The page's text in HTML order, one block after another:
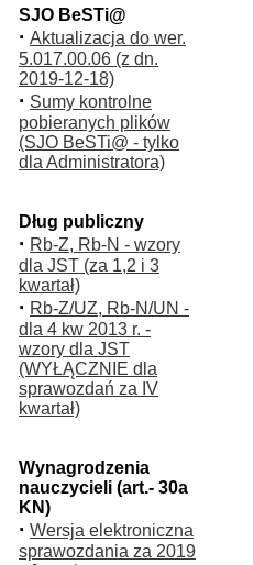
SJO BeSTi@
· Aktualizacja do wer.
5.017.00.06 (z dn.
2019-12-18)
· Sumy kontrolne
pobieranych plików
(SJO BeSTi@ - tylko
dla Administratora)
Dług publiczny
· Rb-Z, Rb-N - wzory
dla JST (za 1,2 i 3
kwartał)
· Rb-Z/UZ, Rb-N/UN -
dla 4 kw 2013 r. -
wzory dla JST
(WYŁĄCZNIE dla
sprawozdań za IV
kwartał)
Wynagrodzenia
nauczycieli (art.- 30a
KN)
· Wersja elektroniczna
sprawozdania za 2019